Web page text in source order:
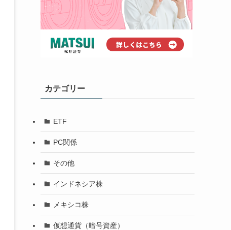
カテゴリー
ETF
PC関係
その他
インドネシア株
メキシコ株
仮想通貨（暗号資産）